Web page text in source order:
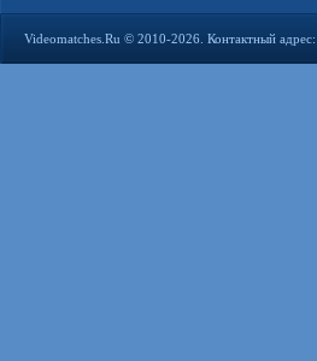
Videomatches.Ru © 2010-2026. Контактный адрес: